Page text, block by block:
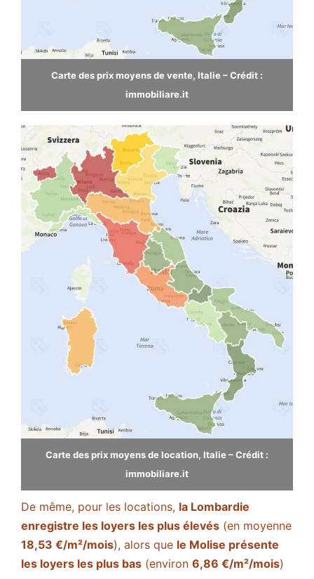
Carte des prix moyens de vente, Italie – Crédit :
immobiliare.it
Carte des prix moyens de location, Italie – Crédit :
immobiliare.it
De même, pour les locations, la Lombardie
enregistre les loyers les plus élevés (en moyenne
18,53 €/m²/mois), alors que le Molise présente
les loyers les plus bas (environ 6,86 €/m²/mois)​